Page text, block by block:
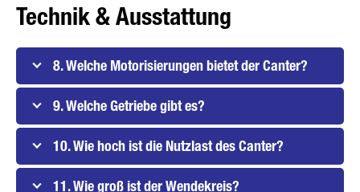
verarbeiten, speichern und nutzen. Weitere Details zur
Verarbeitung Ihrer personenbezogenen Daten durch die
finden Sie online in denDatenschutzhinweisen.
Friendly Captcha
Technik & Ausstattung
8. Welche Motorisierungen bietet der Canter?
9. Welche Getriebe gibt es?
10. Wie hoch ist die Nutzlast des Canter?
11. Wie groß ist der Wendekreis?